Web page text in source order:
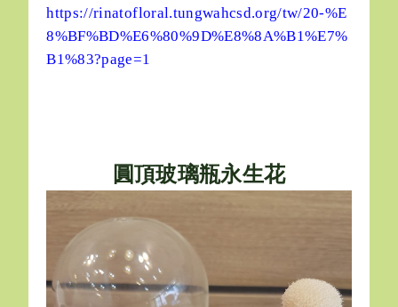
https://rinatofloral.tungwahcsd.org/tw/20-%E
8%BF%BD%E6%80%9D%E8%8A%B1%E7%
B1%83?page=1
圓頂玻璃瓶永生花